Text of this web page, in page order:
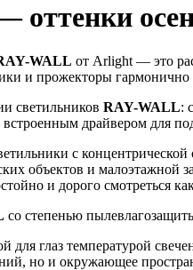
оттенки
WALL от Arlight — это
и прожекторы гармонично
светильников RAY-WALL:
драйвером для
с
объектов и
и дорого смотреться
со степенью
для глаз температурой
но и окружающее